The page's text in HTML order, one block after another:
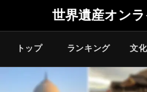
世界遺産オン
トップ ランキング 文